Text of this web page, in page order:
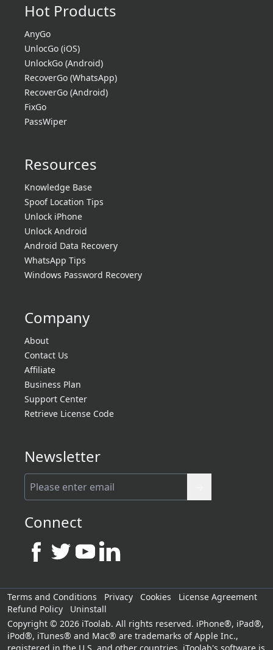
Hot Products
AnyGo
UnlocGo (iOS)
UnlockGo (Android)
RecoverGo (WhatsApp)
RecoverGo (Android)
FixGo
PassWiper
Resources
Knowledge Base
Spoof Location Tips
Unlock iPhone
Unlock Android
Android Data Recovery
WhatsApp Tips
Windows Password Recovery
Company
About
Contact Us
Affiliate
Business Plan
Support Center
Retrieve License Code
Newsletter
Connect
Terms and Conditions Privacy Cookies
License Agreement
Refund Policy
Uninstall
Copyright © 2026 iToolab. All rights reserved. iPhone®, iPad®,
iPod®, iTunes® and Mac® are trademarks of Apple Inc.,